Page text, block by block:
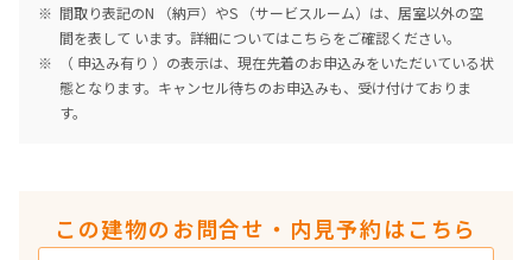
間取り表記のN （納戸）やS （サービスルーム）は、居室以外の空
間を表して います。詳細についてはこちらをご確認ください。
（ 申込み有り ）の表示は、現在先着のお申込みをいただいている状
態となります。キャンセル待ちのお申込みも、受け付けておりま
す。
この建物のお問合せ・内見予約はこちら